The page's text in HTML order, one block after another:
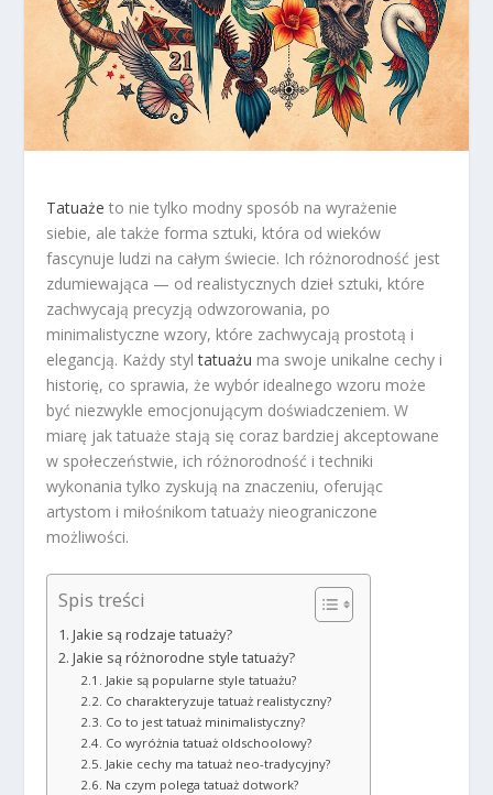
Tatuaże to nie tylko modny sposób na wyrażenie
siebie, ale także forma sztuki, która od wieków
fascynuje ludzi na całym świecie. Ich różnorodność jest
zdumiewająca — od realistycznych dzieł sztuki, które
zachwycają precyzją odwzorowania, po
minimalistyczne wzory, które zachwycają prostotą i
elegancją. Każdy styltatuażu ma swoje unikalne cechy i
historię, co sprawia, że wybór idealnego wzoru może
być niezwykle emocjonującym doświadczeniem. W
miarę jak tatuaże stają się coraz bardziej akceptowane
w społeczeństwie, ich różnorodność i techniki
wykonania tylko zyskują na znaczeniu, oferując
artystom i miłośnikom tatuaży nieograniczone
możliwości.
Spis treści
Jakie są rodzaje tatuaży?
Jakie są różnorodne style tatuaży?
Jakie są popularne style tatuażu?
Co charakteryzuje tatuaż realistyczny?
Co to jest tatuaż minimalistyczny?
Co wyróżnia tatuaż oldschoolowy?
Jakie cechy ma tatuaż neo-tradycyjny?
Na czym polega tatuaż dotwork?